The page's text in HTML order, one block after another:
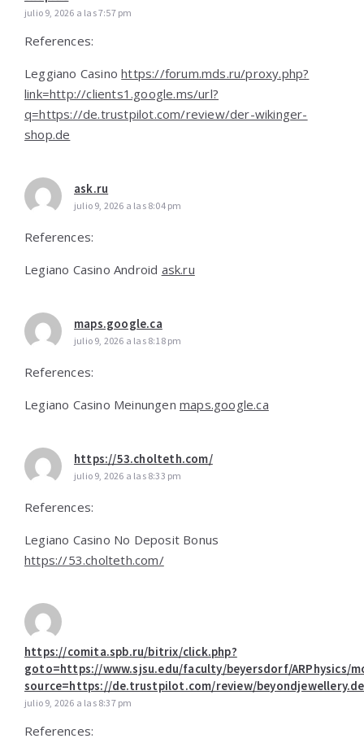
julio 9, 2026 a las 7:57 pm
References:
Leggiano Casinohttps://forum.mds.ru/proxy.php?
link=http://clients1.google.ms/url?
q=https://de.trustpilot.com/review/der-wikinger-
shop.de
ask.ru
julio 9, 2026 a las 8:04 pm
References:
Legiano Casino Android ask.ru
maps.google.ca
julio 9, 2026 a las 8:18 pm
References:
Legiano Casino Meinungen maps.google.ca
https://53.cholteth.com/
julio 9, 2026 a las 8:33 pm
References:
Legiano Casino No Deposit Bonus
https://53.cholteth.com/
https://comita.spb.ru/bitrix/click.php?
goto=https://www.sjsu.edu/faculty/beyersdorf/ARPhysics/
source=https://de.trustpilot.com/review/beyondjewellery.de
julio 9, 2026 a las 8:37 pm
References: